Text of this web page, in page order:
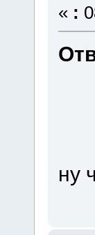
« :
ну